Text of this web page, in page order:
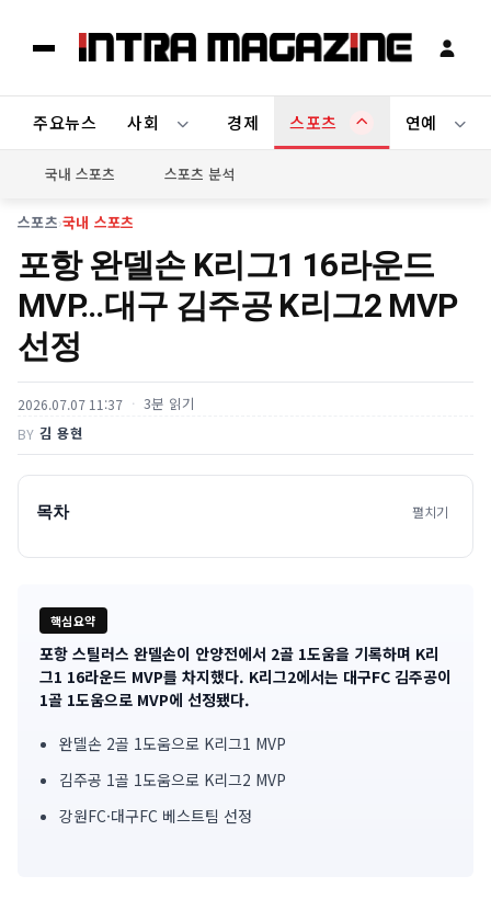
주요뉴스 사회 경제 스포츠 연예
국내 스포츠 스포츠 분석
스포츠›국내 스포츠
포항 완델손 K리그1 16라운드
MVP…대구 김주공 K리그2 MVP
선정
2026.07.07 11:37 3분 읽기
BY 김 용현
목차 펼치기
핵심요약
기
사
핵
심
포항 스틸러스 완델손이 안양전에서 2골 1도움을 기록하며 K리
그1 16라운드 MVP를 차지했다. K리그2에서는 대구FC 김주공이
1골 1도움으로 MVP에 선정됐다.
완델손 2골 1도움으로 K리그1 MVP
김주공 1골 1도움으로 K리그2 MVP
강원FC·대구FC 베스트팀 선정